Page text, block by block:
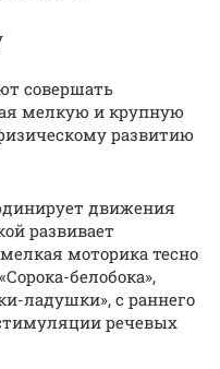
совершать
мелкую и крупную
развитию
движения
развивает
моторика тесно
белобока»,
ладушки», с раннего
речевых